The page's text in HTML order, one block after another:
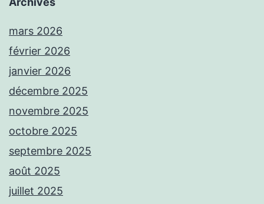
mars 2026
février 2026
janvier 2026
décembre 2025
novembre 2025
octobre 2025
septembre 2025
août 2025
juillet 2025